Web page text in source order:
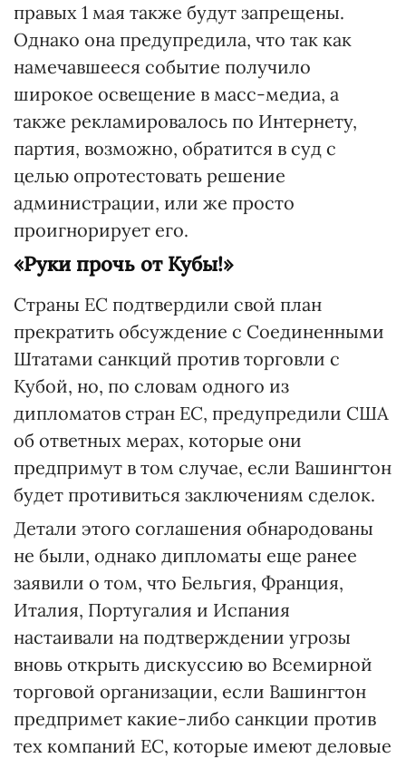
правых 1 мая также будут запрещены.
Однако она предупредила, что так как
намечавшееся событие получило
широкое освещение в масс-медиа, а
также рекламировалось по Интернету,
партия, возможно, обратится в суд с
целью опротестовать решение
администрации, или же просто
проигнорирует его.
«Руки прочь от Кубы!»
Страны ЕС подтвердили свой план
прекратить обсуждение с Соединенными
Штатами санкций против торговли с
Кубой, но, по словам одного из
дипломатов стран ЕС, предупредили США
об ответных мерах, которые они
предпримут в том случае, если Вашингтон
будет противиться заключениям сделок.
Детали этого соглашения обнародованы
не были, однако дипломаты еще ранее
заявили о том, что Бельгия, Франция,
Италия, Португалия и Испания
настаивали на подтверждении угрозы
вновь открыть дискуссию во Всемирной
торговой организации, если Вашингтон
предпримет какие-либо санкции против
тех компаний ЕС, которые имеют деловые